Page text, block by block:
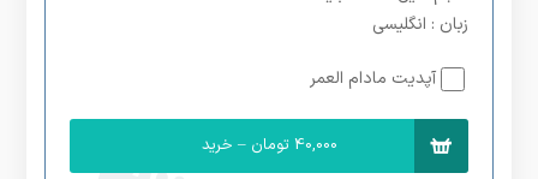
زبان : انگلیسی
آپدیت مادام العمر
40,000 تومان – خرید